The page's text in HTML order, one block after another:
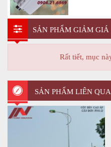
SẢN PHẨM GIẢM GIÁ
Rất tiết, mục
SẢN PHẨM LIÊN